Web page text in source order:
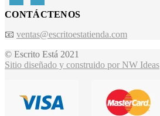
CONTÁCTENOS
📧 ventas@escritoestatienda.com
© Escrito Está 2021
Sitio diseñado y construido por NW Ideas